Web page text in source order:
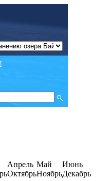
Апрель Май
Июнь
ОктябрьНоябрьДекабрь